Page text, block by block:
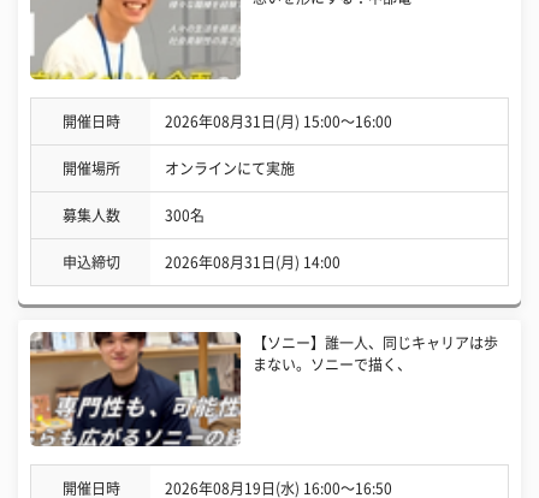
開催日時 2026年08月31日(月) 15:00〜16:00
開催場所 オンラインにて実施
募集人数 300名
申込締切 2026年08月31日(月) 14:00
【ソニー】誰一人、同じキャリアは歩
まない。ソニーで描く、
開催日時 2026年08月19日(水) 16:00〜16:50